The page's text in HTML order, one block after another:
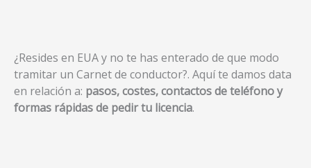
¿Resides en EUA y no te has enterado de que modo
tramitar un Carnet de conductor?. Aquí te damos data
en relación a: pasos, costes, contactos de teléfono y
formas rápidas de pedir tu licencia.